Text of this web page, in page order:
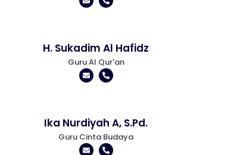
H. Sukadim Al Hafidz
Guru Al Qur'an
Ika Nurdiyah A, S.Pd.
Guru Cinta Budaya